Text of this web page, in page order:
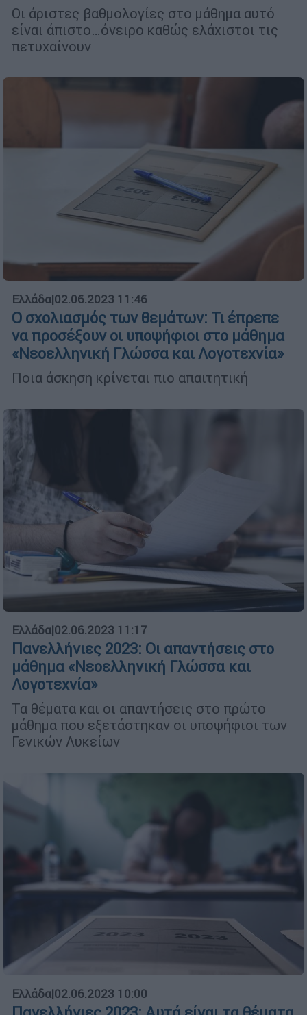
Οι άριστες βαθμολογίες στο μάθημα αυτό
είναι άπιστο…όνειρο καθώς ελάχιστοι τις
πετυχαίνουν
Ελλάδα|02.06.2023 11:46
Ο σχολιασμός των θεμάτων: Τι έπρεπε
να προσέξουν οι υποψήφιοι στο μάθημα
«Νεοελληνική Γλώσσα και Λογοτεχνία»
Ποια άσκηση κρίνεται πιο απαιτητική
Ελλάδα|02.06.2023 11:17
Πανελλήνιες 2023: Οι απαντήσεις στο
μάθημα «Νεοελληνική Γλώσσα και
Λογοτεχνία»
Τα θέματα και οι απαντήσεις στο πρώτο
μάθημα που εξετάστηκαν οι υποψήφιοι των
Γενικών Λυκείων
Ελλάδα|02.06.2023 10:00